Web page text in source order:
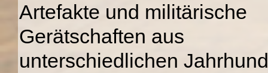
Artefakte und militärische
Gerätschaften aus
unterschiedlichen